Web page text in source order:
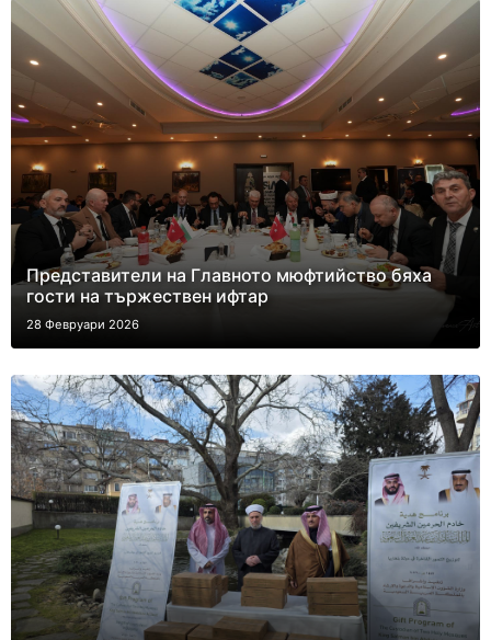
Представители на Главното мюфтийство бяха
гости на тържествен ифтар
28 Февруари 2026